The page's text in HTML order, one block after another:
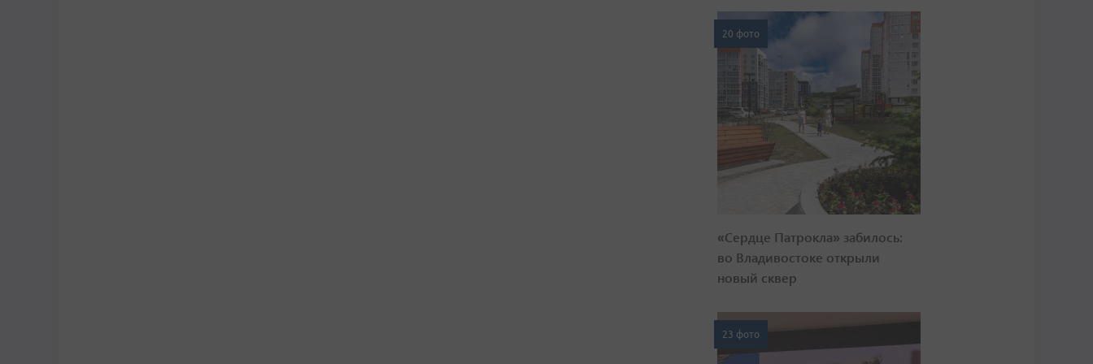
20 фото
«Сердце Патрокла» забилось:
во Владивостоке открыли
новый сквер
23 фото